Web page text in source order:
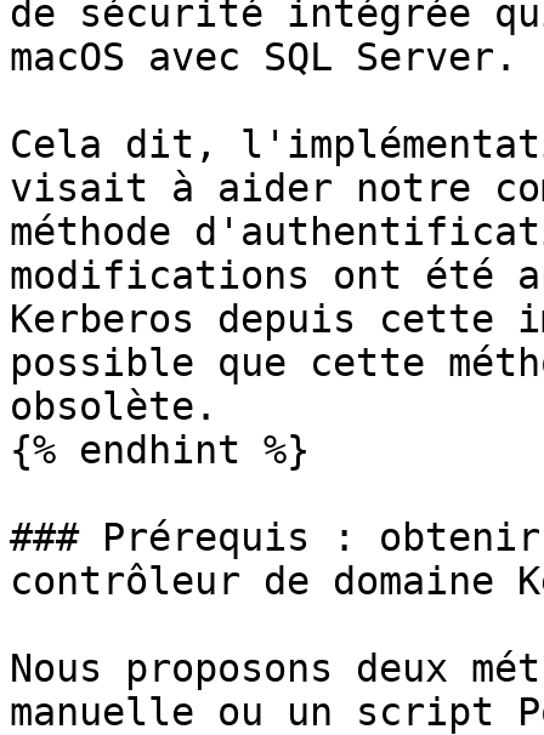
de sécurité intégrée
macOS avec SQL Server.
Cela dit,
visait à aider notre
méthode
modifications ont été
Kerberos depuis cette
possible que cette
obsolète.
{% endhint %}
### Prérequis :
contrôleur de domaine
Nous proposons deux
manuelle ou un script